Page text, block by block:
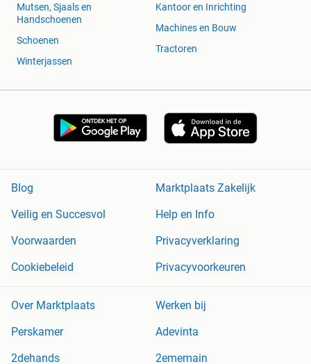
Mutsen, Sjaals en
Handschoenen
Schoenen
Winterjassen
Kantoor en Inrichting
Machines en Bouw
Tractoren
Blog
Marktplaats Zakelijk
Veilig en Succesvol
Help en Info
Voorwaarden
Privacyverklaring
Cookiebeleid
Privacyvoorkeuren
Over Marktplaats
Werken bij
Perskamer
Adevinta
2dehands
2ememain